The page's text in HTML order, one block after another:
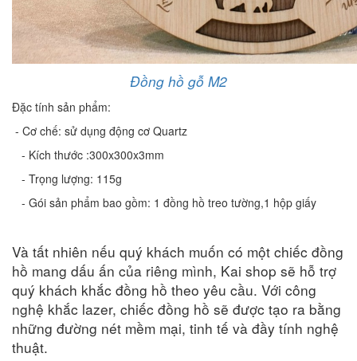
Đồng hồ gỗ M2
Đặc tính sản phẩm:
- Cơ chế: sử dụng động cơ Quartz
- Kích thước :300x300x3mm
- Trọng lượng: 115g
- Gói sản phẩm bao gồm: 1 đồng hồ treo tường,1 hộp giấy
Và tất nhiên nếu quý khách muốn có một chiếc đồng
hồ mang dấu ấn của riêng mình, Kai shop sẽ hỗ trợ
quý khách khắc đồng hồ theo yêu cầu. Với công
nghệ khắc lazer, chiếc đồng hồ sẽ được tạo ra bằng
những đường nét mềm mại, tinh tế và đầy tính nghệ
thuật.